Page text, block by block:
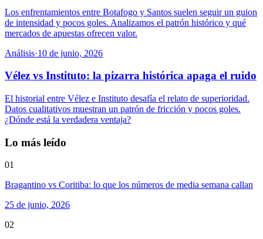
Los enfrentamientos entre Botafogo y Santos suelen seguir un guion
de intensidad y pocos goles. Analizamos el patrón histórico y qué
mercados de apuestas ofrecen valor.
Análisis·10 de junio, 2026
Vélez vs Instituto: la pizarra histórica apaga el ruido
El historial entre Vélez e Instituto desafía el relato de superioridad.
Datos cualitativos muestran un patrón de fricción y pocos goles.
¿Dónde está la verdadera ventaja?
Lo más leído
01
Bragantino vs Coritiba: lo que los números de media semana callan
25 de junio, 2026
02